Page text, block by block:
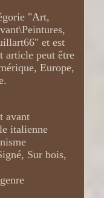
"Art,
et est
article peut être
Europe,
avant
italienne
Sur bois,